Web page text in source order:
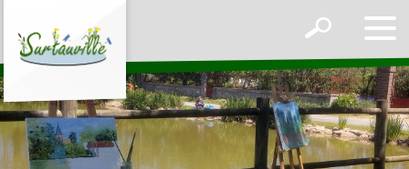
le
Afficher
formulaire
de
recherche